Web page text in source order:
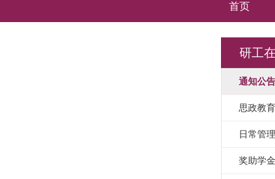
首页
研工
通知公告
思政教育
日常管理
奖助学金